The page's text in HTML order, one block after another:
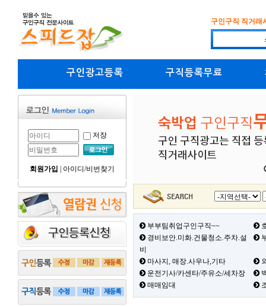
구인구직 직거래
구인광고등록 구직등록무료
저장
회원가입 아이디/비번찾기
부부팀취업구인구직~~
경비보안.미화.건물청소.주차.설
비
마사지, 매장.사우나,기타
운전기사/카센타/주유소/세차장
매매임대